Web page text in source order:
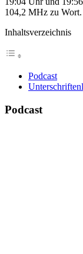
104,2 MHz zu Wort.
Inhaltsverzeichnis
Podcast
Podcast